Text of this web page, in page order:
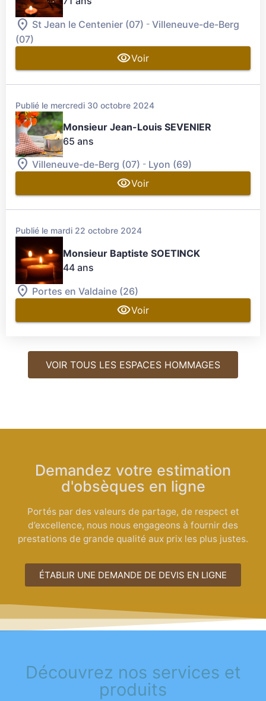
St Jean le Centenier (07) - Villeneuve-de-Berg
(07)
Voir
Publié le mercredi 30 octobre 2024
Monsieur Jean-Louis SEVENIER
65 ans
Villeneuve-de-Berg (07) - Lyon (69)
Voir
Publié le mardi 22 octobre 2024
Monsieur Baptiste SOETINCK
44 ans
Portes en Valdaine (26)
Voir
VOIR TOUS LES ESPACES HOMMAGES
Demandez votre estimation
d'obsèques en ligne
Portés par des valeurs de partage, de respect et
d’excellence, nous nous engageons à fournir des
prestations de grande qualité aux prix les plus justes.
ÉTABLIR UNE DEMANDE DE DEVIS EN LIGNE
Découvrez nos services et
produits